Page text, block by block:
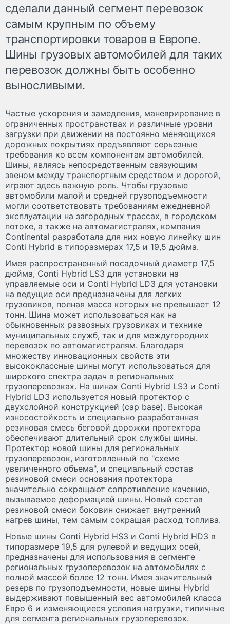
сделали данный сегмент перевозок
самым крупным по объему
транспортировки товаров в Европе.
Шины грузовых автомобилей для таких
перевозок должны быть особенно
выносливыми.
Частые ускорения и замедления, маневрирование в
ограниченных пространствах и различные уровни
загрузки при движении на постоянно меняющихся
дорожных покрытиях предъявляют серьезные
требования ко всем компонентам автомобилей.
Шины, являясь непосредственным связующим
звеном между транспортным средством и дорогой,
играют здесь важную роль. Чтобы грузовые
автомобили малой и средней грузоподъемности
могли соответствовать требованиям ежедневной
эксплуатации на загородных трассах, в городском
потоке, а также на автомагистралях, компания
Continental разработала для них новую линейку шин
Conti Hybrid в типоразмерах 17,5 и 19,5 дюйма.
Имея распространенный посадочный диаметр 17,5
дюйма, Conti Hybrid LS3 для установки на
управляемые оси и Conti Hybrid LD3 для установки
на ведущие оси предназначены для легких
грузовиков, полная масса которых не превышает 12
тонн. Шина может использоваться как на
обыкновенных развозных грузовиках и технике
муниципальных служб, так и для междугородних
перевозок по автомагистралям. Благодаря
множеству инновационных свойств эти
высококлассные шины могут использоваться для
широкого спектра задач в региональных
грузоперевозках. На шинах Conti Hybrid LS3 и Conti
Hybrid LD3 используется новый протектор с
двухслойной конструкцией (cap base). Высокая
износостойкость и специально разработанная
резиновая смесь беговой дорожки протектора
обеспечивают длительный срок службы шины.
Протектор новой шины для региональных
грузоперевозок, изготовленный по "схеме
увеличенного объема", и специальный состав
резиновой смеси основания протектора
значительно сокращают сопротивление качению,
вызываемое деформацией шины. Новый состав
резиновой смеси боковин снижает внутренний
нагрев шины, тем самым сокращая расход топлива.
Новые шины Conti Hybrid HS3 и Conti Hybrid HD3 в
типоразмере 19,5 для рулевой и ведущих осей,
предназначены для использования в сегменте
региональных грузоперевозок на автомобилях с
полной массой более 12 тонн. Имея значительный
резерв по грузоподъемности, новые шины Hybrid
выдерживают повышенный вес автомобилей класса
Евро 6 и изменяющиеся условия нагрузки, типичные
для сегмента региональных грузоперевозок.